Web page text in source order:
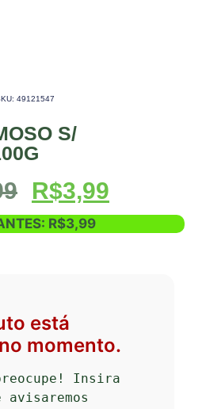
49121547
S/
R$3,99
R$3,99
está
momento.
Insira